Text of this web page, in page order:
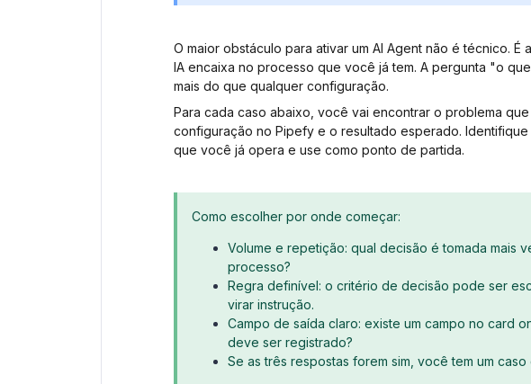
O maior obstáculo para ativar um AI Agent não é técnico.
IA encaixa no processo que você já tem. A pergunta "o
mais do que qualquer configuração.
Para cada caso abaixo, você vai encontrar o problema
configuração no Pipefy e o resultado esperado.
que você já opera e use como ponto de partida.
Como escolher por onde começar:
Volume e repetição: qual decisão é tomada mais
processo?
Regra definível: o critério de decisão pode ser
virar instrução.
Campo de saída claro: existe um campo no card
deve ser registrado?
Se as três respostas forem sim, você tem um